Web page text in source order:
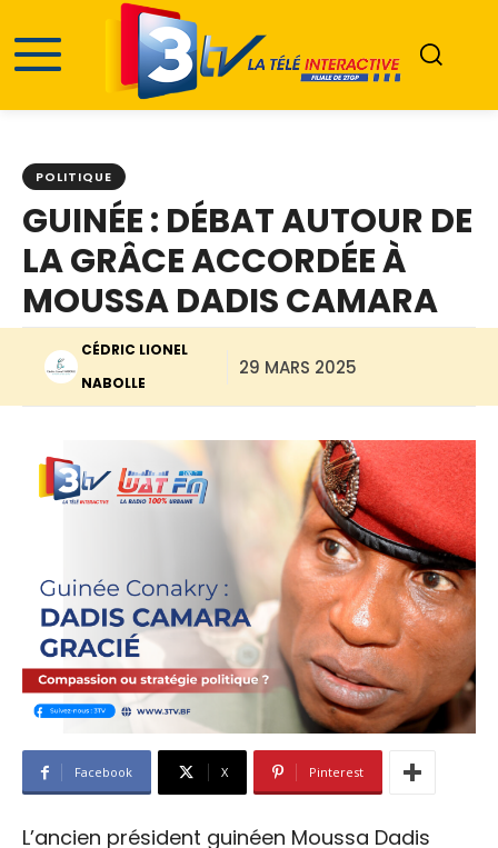
POLITIQUE
GUINÉE : DÉBAT AUTOUR DE
LA GRÂCE ACCORDÉE À
MOUSSA DADIS CAMARA
CÉDRIC LIONEL
NABOLLE
29 MARS 2025
Facebook X Pinterest
L’ancien président guinéen Moussa Dadis